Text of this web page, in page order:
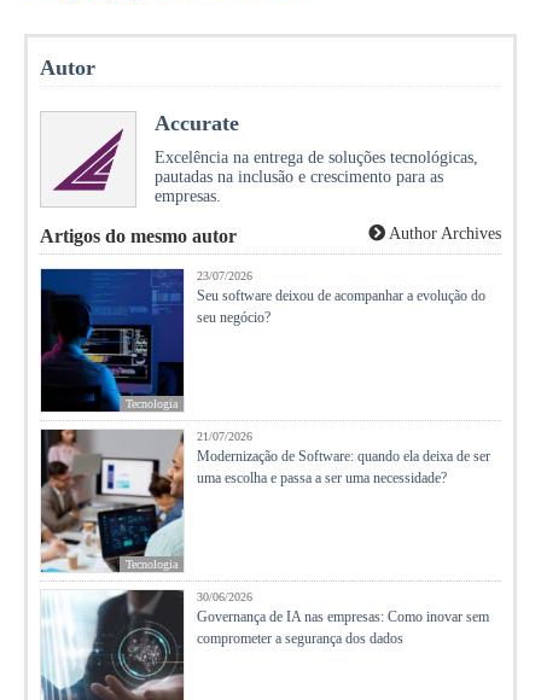
Autor
Accurate
Excelência na entrega de soluções tecnológicas,
pautadas na inclusão e crescimento para as
empresas.
Artigos do mesmo autor Author Archives
Tecnologia
23/07/2026
Seu software deixou de acompanhar a evolução do
seu negócio?
Tecnologia
21/07/2026
Modernização de Software: quando ela deixa de ser
uma escolha e passa a ser uma necessidade?
30/06/2026
Governança de IA nas empresas: Como inovar sem
comprometer a segurança dos dados